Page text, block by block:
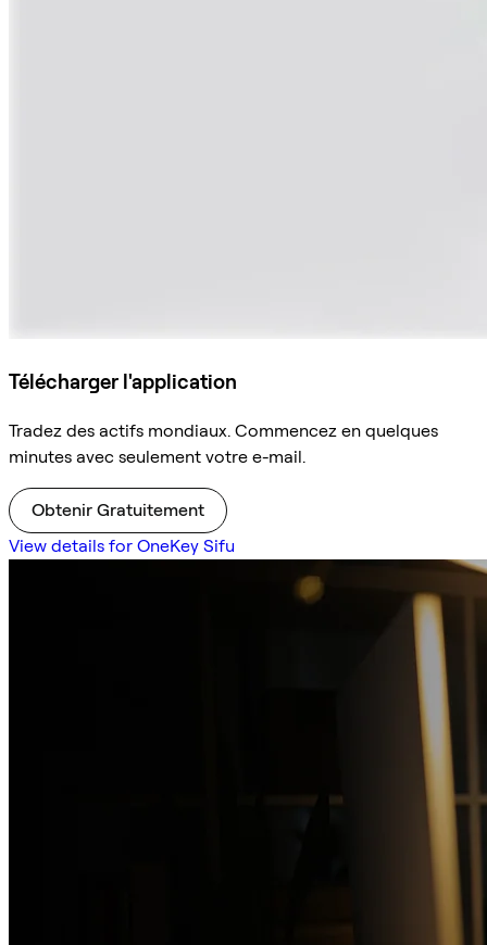
Télécharger l'application
Tradez des actifs mondiaux. Commencez en quelques
minutes avec seulement votre e-mail.
Obtenir Gratuitement
View details for OneKey Sifu